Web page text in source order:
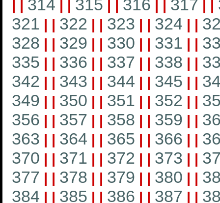
| | 314 | | 315 | | 316 | | 317 | |
321 | | 322 | | 323 | | 324 | |
328 | | 329 | | 330 | | 331 | |
335 | | 336 | | 337 | | 338 | |
342 | | 343 | | 344 | | 345 | |
349 | | 350 | | 351 | | 352 | |
356 | | 357 | | 358 | | 359 | |
363 | | 364 | | 365 | | 366 | |
370 | | 371 | | 372 | | 373 | |
377 | | 378 | | 379 | | 380 | |
384 | | 385 | | 386 | | 387 | |